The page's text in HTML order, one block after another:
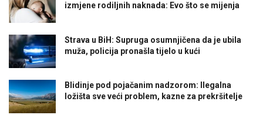
izmjene rodiljnih naknada: Evo što se mijenja
Strava u BiH: Supruga osumnjičena da je ubila
muža, policija pronašla tijelo u kući
Blidinje pod pojačanim nadzorom: Ilegalna
ložišta sve veći problem, kazne za prekršitelje